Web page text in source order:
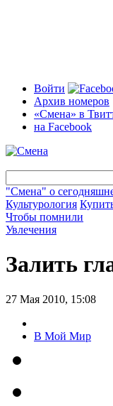
Войти
Архив номеров
«Смена» в
на Facebook
"Смена" о
Культурология
Чтобы помнили
Увлечения
Залить
27 Мая 2010, 15:08
В Мой Мир